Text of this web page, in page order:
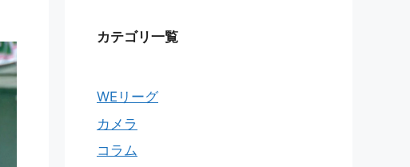
カテゴリ一覧
WEリーグ
カメラ
コラム